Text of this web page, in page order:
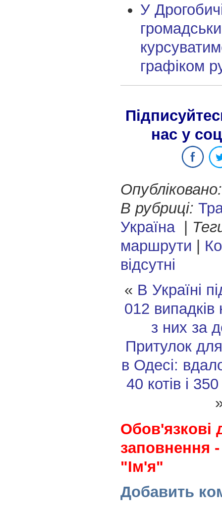
У
графіком
нас у
Опубліковано:
В рубриці:
Україна|
маршрути
відсутні
« В Україні
012 випадків
з них за
Притулок
в Одесі:
40 котів і
Обов'язкові
заповнення
"Ім'я"
Добавить